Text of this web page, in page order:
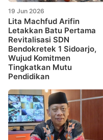
19 Jun 2026
Lita Machfud Arifin
Letakkan Batu Pertama
Revitalisasi SDN
Bendokretek 1 Sidoarjo,
Wujud Komitmen
Tingkatkan Mutu
Pendidikan